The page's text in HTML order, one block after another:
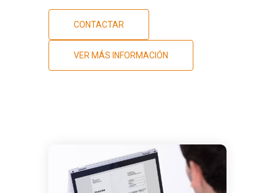
CONTACTAR
VER MÁS INFORMACIÓN